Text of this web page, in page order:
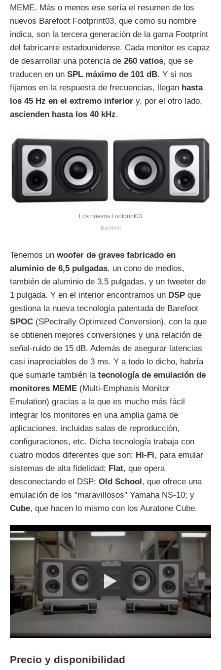
MEME. Más o menos ese sería el resumen de los
nuevos Barefoot Footprint03, que como su nombre
indica, son la tercera generación de la gama Footprint
del fabricante estadounidense. Cada monitor es capaz
de desarrollar una potencia de 260 vatios, que se
traducen en un SPL máximo de 101 dB. Y si nos
fijamos en la respuesta de frecuencias, llegan hasta
los 45 Hz en el extremo inferior y, por el otro lado,
ascienden hasta los 40 kHz.
Los nuevos Footprint03
Barefoot
Tenemos un woofer de graves fabricado en
aluminio de 6,5 pulgadas, un cono de medios,
también de aluminio de 3,5 pulgadas, y un tweeter de
1 pulgada. Y en el interior encontramos un DSP que
gestiona la nueva tecnología patentada de Barefoot
SPOC (SPectrally Optimized Conversion), con la que
se obtienen mejores conversiones y una relación de
señal-ruido de 15 dB. Además de asegurar latencias
casi inapreciables de 3 ms. Y a todo lo dicho, habría
que sumarle también la tecnología de emulación de
monitores MEME (Multi-Emphasis Monitor
Emulation) gracias a la que es mucho más fácil
integrar los monitores en una amplia gama de
aplicaciones, incluidas salas de reproducción,
configuraciones, etc. Dicha tecnología trabaja con
cuatro modos diferentes que son: Hi-Fi, para emular
sistemas de alta fidelidad; Flat, que opera
desconectando el DSP; Old School, que ofrece una
emulación de los "maravillosos" Yamaha NS-10; y
Cube, que hacen lo mismo con los Auratone Cube.
Precio y disponibilidad